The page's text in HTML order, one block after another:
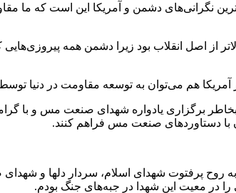
نگرانی‌های دشمن و آمریکا این است که ما
انقلاب، معجزه ای بالاتر از اصل انقلاب بود زیرا
هم می‌توان به توسعه مقاومت در دنیا توسط
با دستاوردهای صنعت مس فراهم کنند.
پرفتوت شهدای اسلام، سردار دلها و
را در معیت این شهدا در جبه‌های جنگ بودم.